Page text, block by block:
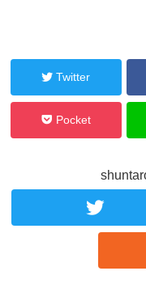
Twitter
Pocket